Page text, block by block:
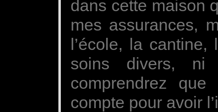
dans cette maison
mes assurances,
l’école, la
soins divers,
comprendrez
compte pour avoir